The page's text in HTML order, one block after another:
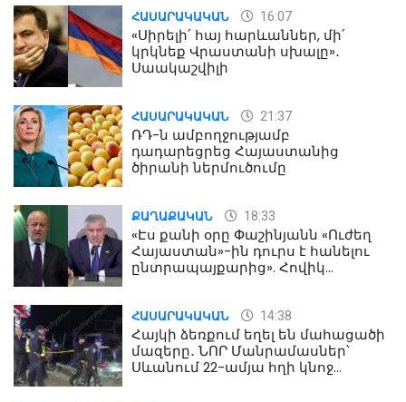
ՀԱՍԱՐԱԿԱԿԱՆ 16:07
«Սիրելի՛ հայ հարևաններ, մի՛
կրկնեք Վրաստանի սխալը»․
Սաակաշվիլի
ՀԱՍԱՐԱԿԱԿԱՆ 21:37
ՌԴ-ն ամբողջությամբ
դադարեցրեց Հայաստանից
ծիրանի ներմուծումը
ՔԱՂԱՔԱԿԱՆ 18:33
«Էս քանի օրը Փաշինյանն «Ուժեղ
Հայաստան»-ին դուրս է հանելու
ընտրապայքարից». Հովիկ
ՀԱՍԱՐԱԿԱԿԱՆ 14:38
Հայկի ձեռքում եղել են մահացածի
մազերը․ ՆՈՐ Մանրամասներ՝
Սևանում 22-ամյա հղի կնոջ